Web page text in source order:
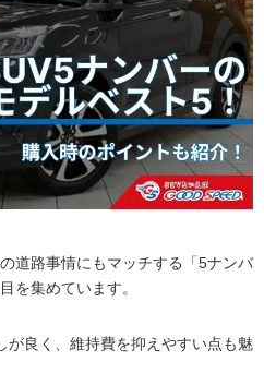
道路事情にもマッチする「5ナンバ
を集めています。
が良く、維持費を抑えやすい点も魅